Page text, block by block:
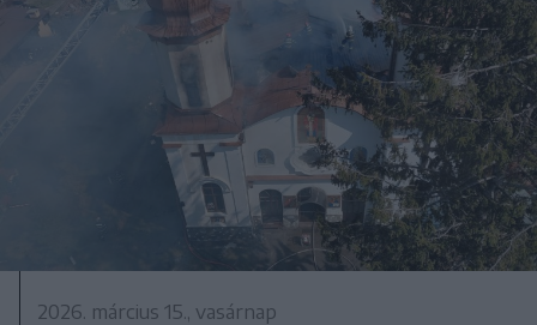
2026. március 15., vasárnap